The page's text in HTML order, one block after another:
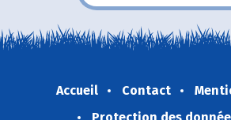
Accueil Contact